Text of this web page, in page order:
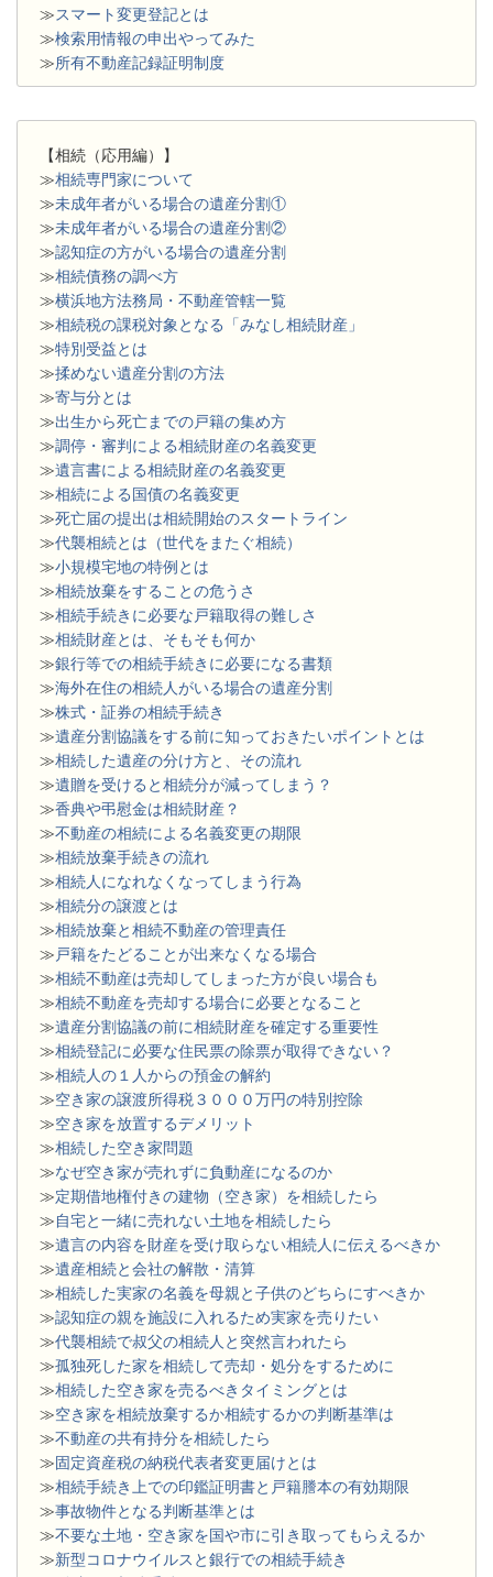
≫スマート変更登記とは
≫検索用情報の申出やってみた
≫所有不動産記録証明制度
【相続（応用編）】
≫相続専門家について
≫未成年者がいる場合の遺産分割①
≫未成年者がいる場合の遺産分割②
≫認知症の方がいる場合の遺産分割
≫相続債務の調べ方
≫横浜地方法務局・不動産管轄一覧
≫相続税の課税対象となる「みなし相続財産」
≫特別受益とは
≫揉めない遺産分割の方法
≫寄与分とは
≫出生から死亡までの戸籍の集め方
≫調停・審判による相続財産の名義変更
≫遺言書による相続財産の名義変更
≫相続による国債の名義変更
≫死亡届の提出は相続開始のスタートライン
≫代襲相続とは（世代をまたぐ相続）
≫小規模宅地の特例とは
≫相続放棄をすることの危うさ
≫相続手続きに必要な戸籍取得の難しさ
≫相続財産とは、そもそも何か
≫銀行等での相続手続きに必要になる書類
​≫海外在住の相続人がいる場合の遺産分割
≫株式・証券の相続手続き
≫遺産分割協議をする前に知っておきたいポイントとは
≫相続した遺産の分け方と、その流れ
≫遺贈を受けると相続分が減ってしまう？
≫香典や弔慰金は相続財産？
≫不動産の相続による名義変更の期限
≫相続放棄手続きの流れ
≫相続人になれなくなってしまう行為
≫相続分の譲渡とは
​≫相続放棄と相続不動産の管理責任
≫ 戸籍をたどることが出来なくなる場合
≫相続不動産は売却してしまった方が良い場合も
≫相続不動産を売却する場合に必要となること
≫遺産分割協議の前に相続財産を確定する重要性
≫相続登記に必要な住民票の除票が取得できない？
≫相続人の１人からの預金の解約
≫空き家の譲渡所得税３０００万円の特別控除
≫空き家を放置するデメリット
≫相続した空き家問題
​≫なぜ空き家が売れずに負動産になるのか
≫定期借地権付きの建物（空き家）を相続したら
≫自宅と一緒に売れない土地を相続したら
≫遺言の内容を財産を受け取らない相続人に伝えるべきか
≫遺産相続と会社の解散・清算
≫相続した実家の名義を母親と子供のどちらにすべきか
≫認知症の親を施設に入れるため実家を売りたい
≫代襲相続で叔父の相続人と突然言われたら
≫孤独死した家を相続して売却・処分をするために
≫相続した空き家を売るべきタイミングとは
≫空き家を相続放棄するか相続するかの判断基準は
≫不動産の共有持分を相続したら
≫固定資産税の納税代表者変更届けとは
≫相続手続き上での印鑑証明書と戸籍謄本の有効期限
≫事故物件となる判断基準とは
≫不要な土地・空き家を国や市に引き取ってもらえるか
≫新型コロナウイルスと銀行での相続手続き